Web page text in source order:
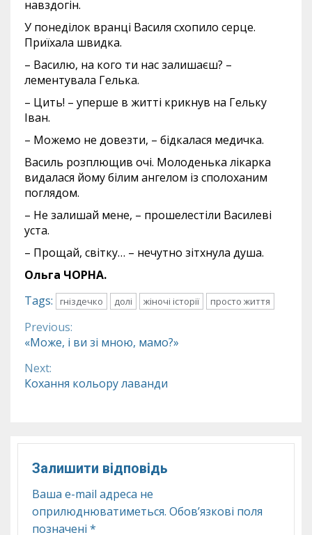
навздогін.
У понеділок вранці Василя схопило серце.
Приїхала швидка.
– Василю, на кого ти нас залишаєш? –
лементувала Гелька.
– Цить! – уперше в житті крикнув на Гельку
Іван.
– Можемо не довезти, – бідкалася медичка.
Василь розплющив очі. Молоденька лікарка
видалася йому білим ангелом із сполоханим
поглядом.
– Не залишай мене, – прошелестіли Василеві
уста.
– Прощай, світку… – нечутно зітхнула душа.
Ольга ЧОРНА.
Tags:
гніздечко долі жіночі історії просто життя
Continue
Reading
Previous:
«Може, і ви зі мною, мамо?»
Next:
Кохання кольору лаванди
Залишити відповідь
Ваша e-mail адреса не
оприлюднюватиметься. Обов’язкові поля
позначені *